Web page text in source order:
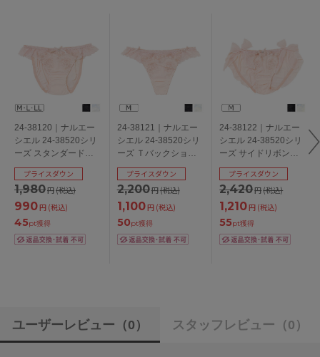
24-38120｜ナルエー
シエル 24-38520シリ
ーズ スタンダードシ
ョーツ M/L/LL
1,980円(税込)
プライスダウン
990円 (税込)
45pt獲得
24-38121｜ナルエー
シエル 24-38520シリ
ーズ Ｔバックショー
ツ M
2,200円(税込)
プライスダウン
1,100円 (税込)
50pt獲得
24-38122｜ナルエー
シエル 24-38520シリ
ーズ サイドリボンシ
ョーツ M
2,420円(税込)
プライスダウン
1,210円 (税込)
55pt獲得
ユーザーレビュー （0） スタッフレビュー （0）